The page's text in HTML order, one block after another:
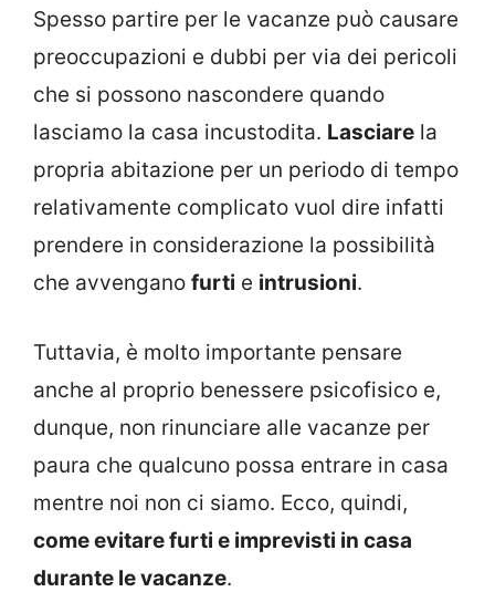
Spesso partire per le vacanze può causare
preoccupazioni e dubbi per via dei pericoli
che si possono nascondere quando
lasciamo la casa incustodita. Lasciare la
propria abitazione per un periodo di tempo
relativamente complicato vuol dire infatti
prendere in considerazione la possibilità
che avvengano furti e intrusioni.
Tuttavia, è molto importante pensare
anche al proprio benessere psicofisico e,
dunque, non rinunciare alle vacanze per
paura che qualcuno possa entrare in casa
mentre noi non ci siamo. Ecco, quindi,
come evitare furti e imprevisti in casa
durante le vacanze.